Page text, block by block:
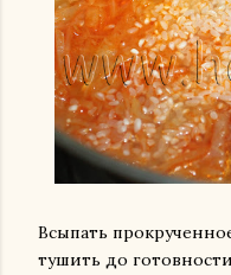
Всыпать
тушить до